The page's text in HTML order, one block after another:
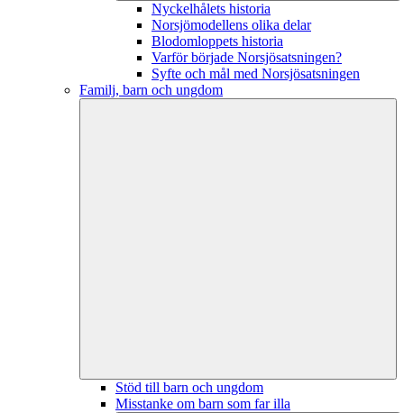
Nyckelhålets historia
Norsjömodellens olika delar
Blodomloppets historia
Varför började Norsjösatsningen?
Syfte och mål med Norsjösatsningen
Familj, barn och ungdom
Stöd till barn och ungdom
Misstanke om barn som far illa